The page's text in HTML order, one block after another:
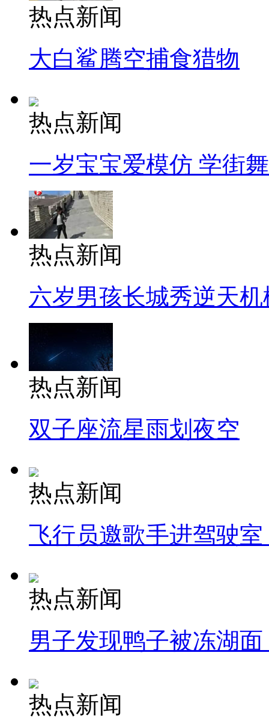
热点新闻
大白鲨腾空捕食猎物
热点新闻
一岁宝宝爱模仿 学街
热点新闻
六岁男孩长城秀逆天机
热点新闻
双子座流星雨划夜空
热点新闻
飞行员邀歌手进驾驶
热点新闻
男子发现鸭子被冻湖
热点新闻